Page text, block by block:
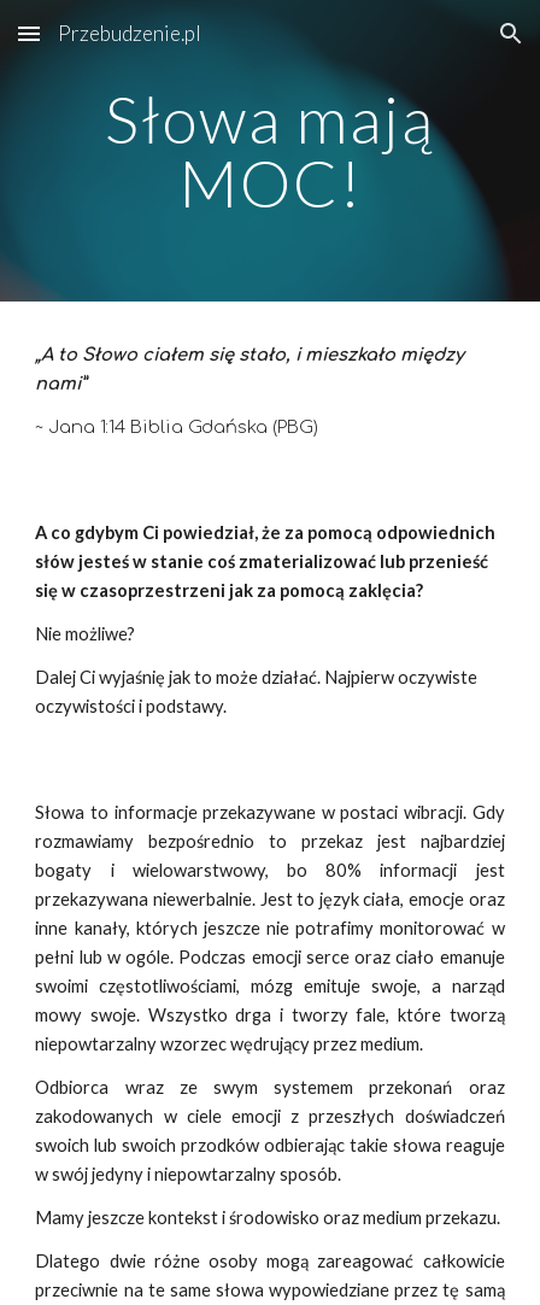
Skip to main content Skip to navigation
Przebudzenie.pl
Słowa mają
MOC!
„A to Słowo ciałem się stało, i mieszkało między
nami”
~ Jana 1:14 Biblia Gdańska (PBG)
A co gdybym Ci powiedział, że za pomocą odpowiednich
słów jesteś w stanie coś zmaterializować lub przenieść
się w czasoprzestrzeni jak za pomocą zaklęcia?
Nie możliwe?
Dalej Ci wyjaśnię jak to może działać. Najpierw oczywiste
oczywistości i podstawy.
Słowa to informacje przekazywane w postaci wibracji. Gdy
rozmawiamy bezpośrednio to przekaz jest najbardziej
bogaty i wielowarstwowy, bo 80% informacji jest
przekazywana niewerbalnie. Jest to język ciała, emocje oraz
inne kanały, których jeszcze nie potrafimymonitorować w
pełni lub w ogóle. Podczas emocji serce oraz ciało emanuje
swoimi częstotliwościami, mózg emituje swoje, a narząd
mowy swoje. Wszystko drga i tworzy fale, które tworzą
niepowtarzalny wzorzec wędrujący przez medium.
Odbiorca wraz ze swym systemem przekonań oraz
zakodowanych w ciele emocji z przeszłych doświadczeń
swoich lub swoich przodków odbierając takie słowa reaguje
w swój jedyny i niepowtarzalny sposób.
Mamy jeszcze kontekst i środowisko oraz medium przekazu.
Dlatego dwie różne osoby mogą zareagować całkowicie
przeciwnie na te same słowa wypowiedziane przez tę samą